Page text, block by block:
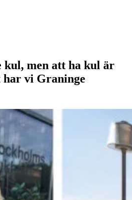
kul, men att ha kul är
har vi Graninge